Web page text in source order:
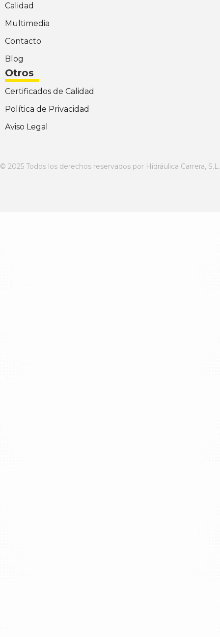
Calidad
Multimedia
Contacto
Blog
Otros
Certificados de Calidad
Política de Privacidad
Aviso Legal
© 2025 Todos los derechos reservados por Hidráulica Carrera, S.L.